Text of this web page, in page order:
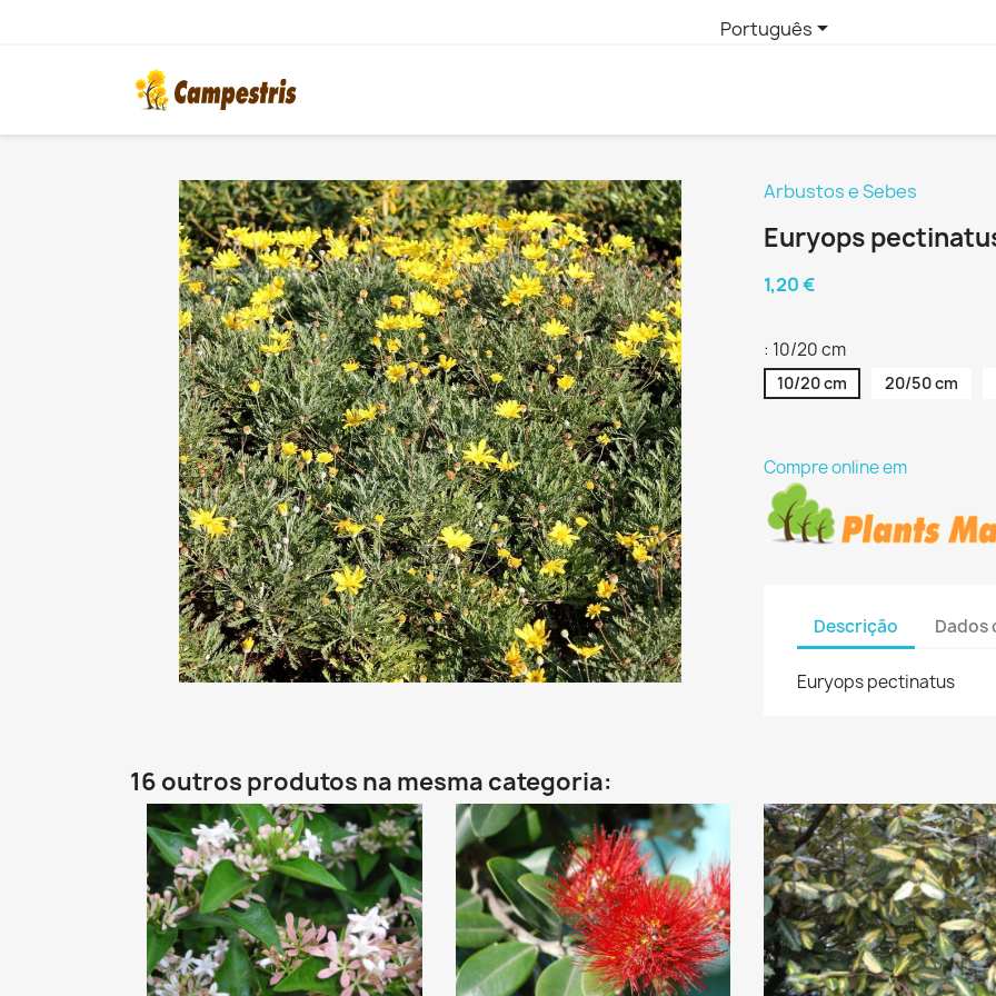
Português
Arbustos e Sebes
Euryops
1,20 €
: 10/20 cm
10/20 cm 20/50 cm
Compre online em
Descrição Dados
Euryops pectinatus
16 outros produtos na mesma categoria: